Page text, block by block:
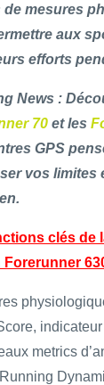
de mesures
aux
efforts
News :
70 et les
GPS
vos limites
clés de
Forerunner
metrics